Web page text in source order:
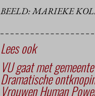
BEELD: MARIEKE
Lees ook
VU gaat met
Dramatische
Vrouwen Human